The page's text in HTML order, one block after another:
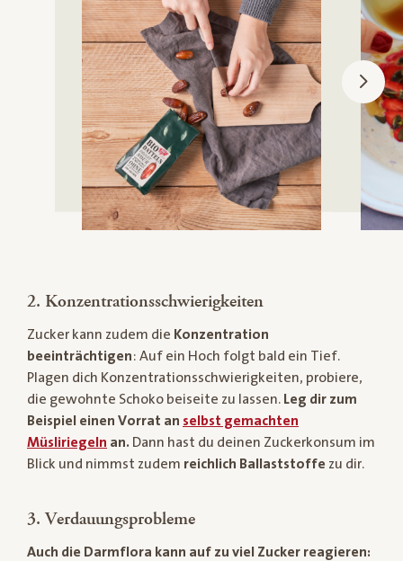
2. Konzentrationsschwierigkeiten
Zucker kann zudem die Konzentration
beeinträchtigen: Auf ein Hoch folgt bald ein Tief.
Plagen dich Konzentrationsschwierigkeiten, probiere,
die gewohnte Schoko beiseite zu lassen. Leg dir zum
Beispiel einen Vorrat an selbst gemachten
Müsliriegeln an. Dann hast du deinen Zuckerkonsum im
Blick und nimmst zudem reichlich Ballaststoffe zu dir.
3. Verdauungsprobleme
Auch die Darmflora kann auf zu viel Zucker reagieren: